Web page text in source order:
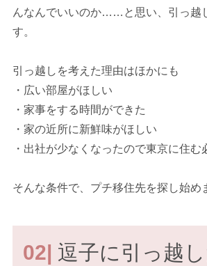
んなんでいいのか……と思い、引っ越
す。
引っ越しを考えた理由はほかにも
・広い部屋がほしい
・家事をする時間ができた
・家の近所に新鮮味がほしい
・出社が少なくなったので東京に住む
そんな条件で、プチ移住先を探し始め
02| 逗子に引っ越